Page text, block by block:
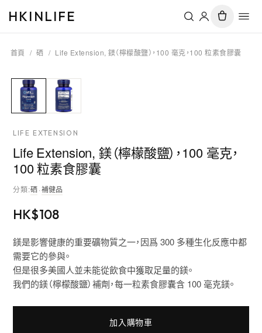
HKINLIFE
首頁 / 硒 / Life Extension, 鎂（檸檬酸鹽），100 毫克，100 粒素食膠囊
LIFE EXTENSION
Life Extension, 鎂（檸檬酸鹽），100 毫克，
100 粒素食膠囊
分類:硒·補健品
HK$108
鎂是影響健康的重要礦物質之一，因爲 300 多種生化反應中都
需要它的參與。
但是很多美國人並未能從飲食中獲取足量的鎂。
我們的鎂（檸檬酸鹽）補劑，每一粒素食膠囊含 100 毫克鎂。
加入購物車